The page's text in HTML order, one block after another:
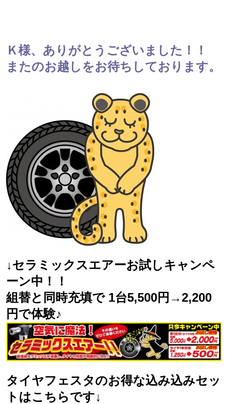
Ｋ様、ありがとうございました！！
またのお越しをお待ちしております。
↓セラミックスエアーお試しキャンペ
ーン中！！
組替と同時充填で 1台5,500円→2,200
円で体験♪
タイヤフェスタのお得な込み込みセッ
トはこちらです↓